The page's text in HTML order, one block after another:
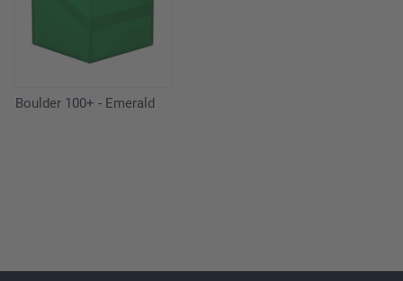
Boulder 100+ - Emerald